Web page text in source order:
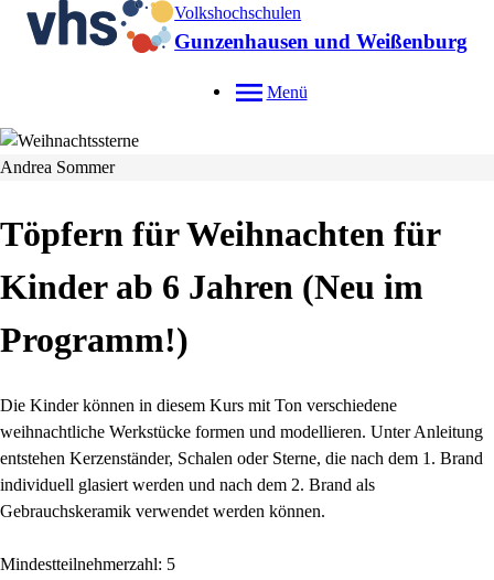
Volkshochschulen
Gunzenhausen und Weißenburg
Menü
Andrea Sommer
Töpfern für Weihnachten für
Kinder ab 6 Jahren Neu im
Programm!
Die Kinder können in diesem Kurs mit Ton verschiedene
weihnachtliche Werkstücke formen und modellieren. Unter Anleitung
entstehen Kerzenständer, Schalen oder Sterne, die nach dem 1. Brand
individuell glasiert werden und nach dem 2. Brand als
Gebrauchskeramik verwendet werden können.
Mindestteilnehmerzahl: 5